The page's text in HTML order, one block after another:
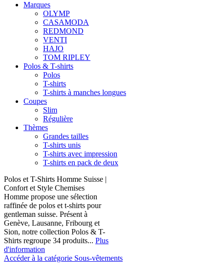
Marques
OLYMP
CASAMODA
REDMOND
VENTI
HAJO
TOM RIPLEY
Polos & T-shirts
Polos
T-shirts
T-shirts à manches longues
Coupes
Slim
Régulière
Thèmes
Grandes tailles
T-shirts unis
T-shirts avec impression
T-shirts en pack de deux
Polos et T-Shirts Homme Suisse |
Confort et Style Chemises
Homme propose une sélection
raffinée de polos et t-shirts pour
gentleman suisse. Présent à
Genève, Lausanne, Fribourg et
Sion, notre collection Polos & T-
Shirts regroupe 34 produits... Plus
d'information
Accéder à la catégorie Sous-vêtements